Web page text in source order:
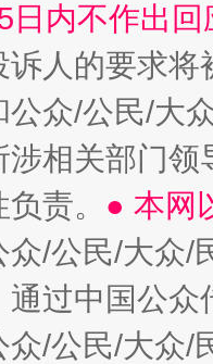
日内不作出
诉人的要求将
众/公民/大
相关部门
责。 ● 本网
众/公民/大众
过中国公
众/公民/大众